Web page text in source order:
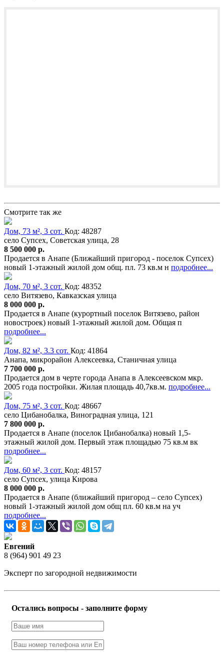
Смотрите так же
Дом, 73 м², 3 сот. Код: 48287
село Супсех, Советская улица, 28
8 500 000 р.
Продается в Анапе (Ближайший пригород - поселок Супсех)
новый 1-этажный жилой дом общ. пл. 73 кв.м н подробнее...
Дом, 70 м², 3 сот. Код: 48352
село Витязево, Кавказская улица
8 000 000 р.
Продается в Анапе (курортный поселок Витязево, район
новостроек) новый 1-этажный жилой дом. Общая п
подробнее...
Дом, 82 м², 3.3 сот. Код: 41864
Анапа, микрорайон Алексеевка, Станичная улица
7 700 000 р.
Продается дом в черте города Анапа в Алексеевском мкр.
2005 года постройки. Жилая площадь 40,7кв.м. подробнее...
Дом, 75 м², 3 сот. Код: 48667
село Цибанобалка, Виноградная улица, 121
7 800 000 р.
Продается в Анапе (поселок Цибанобалка) новый 1,5-
этажный жилой дом. Первый этаж площадью 75 кв.м вк
подробнее...
Дом, 60 м², 3 сот. Код: 48157
село Супсех, улица Кирова
8 000 000 р.
Продается в Анапе (ближайший пригород – село Супсех)
новый 1-этажный жилой дом общ пл. 60 кв.м на уч
подробнее...
Евгений
8 (964) 901 49 23
Эксперт по загородной недвижимости
Остались вопросы - заполните форму